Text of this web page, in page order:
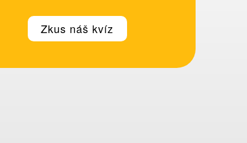
Zkus náš kvíz